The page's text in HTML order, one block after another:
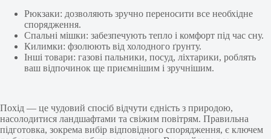
Рюкзаки: дозволяють зручно переносити все необхідне
спорядження.
Спальні мішки: забезпечують тепло і комфорт під час сну.
Килимки: фзолюють від холодного ґрунту.
Інші товари: газові пальники, посуд, ліхтарики, роблять
ваш відпочинок ще приємнішим і зручнішим.
Похід — це чудовий спосіб відчути єдність з природою,
насолодитися ландшафтами та свіжим повітрям. Правильна
підготовка, зокрема вибір відповідного спорядження, є ключем